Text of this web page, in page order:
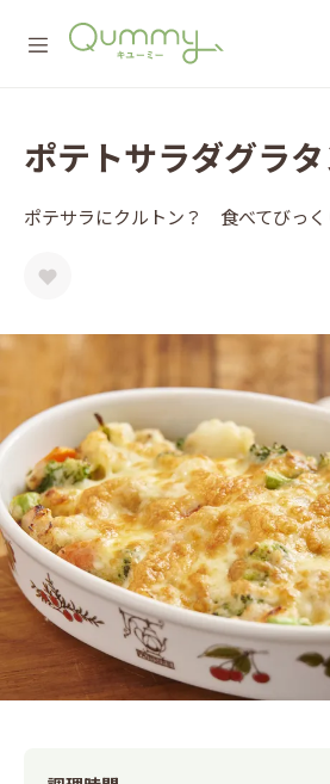
ポテトサラダグラ
ポテサラにクルトン？ 食べてびっく